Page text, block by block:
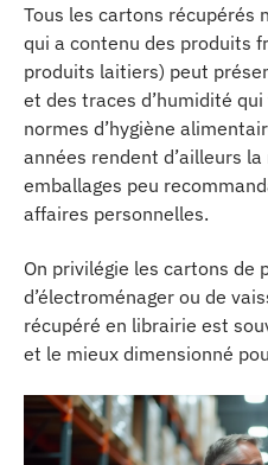
Tous les cartons récupérés
qui a contenu des produits
produits laitiers) peut
et des traces d’humidité
normes d’hygiène
années rendent d’ailleurs
emballages peu
affaires personnelles.
On privilégie les cartons de
d’électroménager ou de
récupéré en librairie est
et le mieux dimensionné